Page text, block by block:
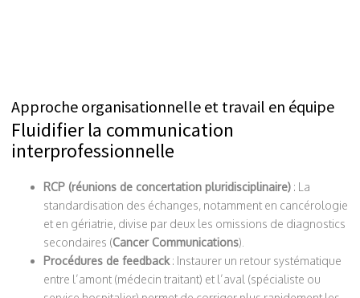
Approche organisationnelle et travail en équipe
Fluidifier la communication
interprofessionnelle
RCP (réunions de concertation pluridisciplinaire) : La
standardisation des échanges, notamment en cancérologie
et en gériatrie, divise par deux les omissions de diagnostics
secondaires (Cancer Communications).
Procédures de feedback: Instaurer un retour systématique
entre l’amont (médecin traitant) et l’aval (spécialiste ou